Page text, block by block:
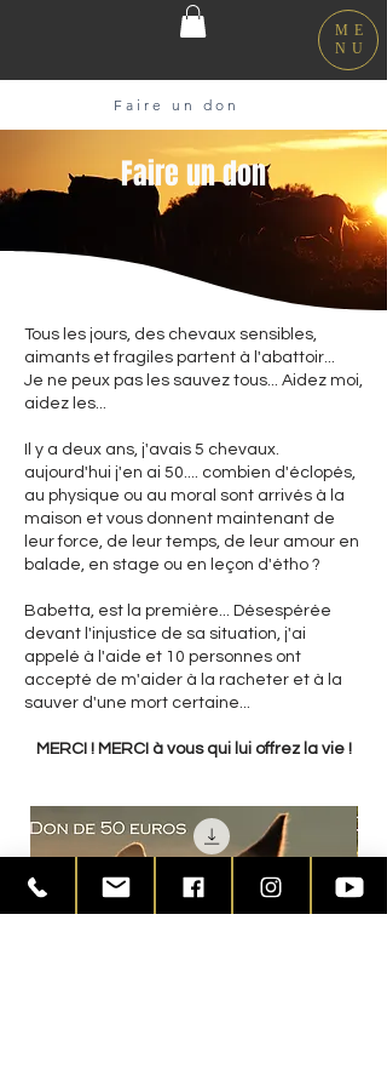
ME
NU
Faire un don
Faire un don
Tous les jours, des chevaux sensibles,
aimants et fragiles partent à l'abattoir...
Je ne peux pas les sauvez tous... Aidez moi,
aidez les...
Il y a deux ans, j'avais 5 chevaux.
aujourd'hui j'en ai 50.... combien d'éclopés,
au physique ou au moral sont arrivés à la
maison et vous donnent maintenant de
leur force, de leur temps, de leur amour en
balade, en stage ou en leçon d'étho ?
Babetta, est la première... Désespérée
devant l'injustice de sa situation, j'ai
appelé à l'aide et 10 personnes ont
accepté de m'aider à la racheter et à la
sauver d'une mort certaine...
MERCI ! MERCI à vous qui lui offrez la vie !